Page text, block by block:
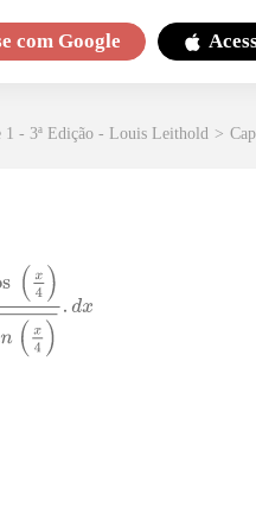
com Google
1 - 3ª Edição - Louis Leithold >